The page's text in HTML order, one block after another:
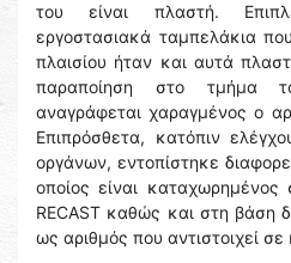
του είναι πλαστή.
εργοστασιακά ταμπελάκια
πλαισίου ήταν και αυτά
παραποίηση στο τμήμα
αναγράφεται χαραγμένος ο
Επιπρόσθετα, κατόπιν
οργάνων, εντοπίστηκε
οποίος είναι
RECAST καθώς και στη βάση
ως αριθμός που αντιστοιχεί